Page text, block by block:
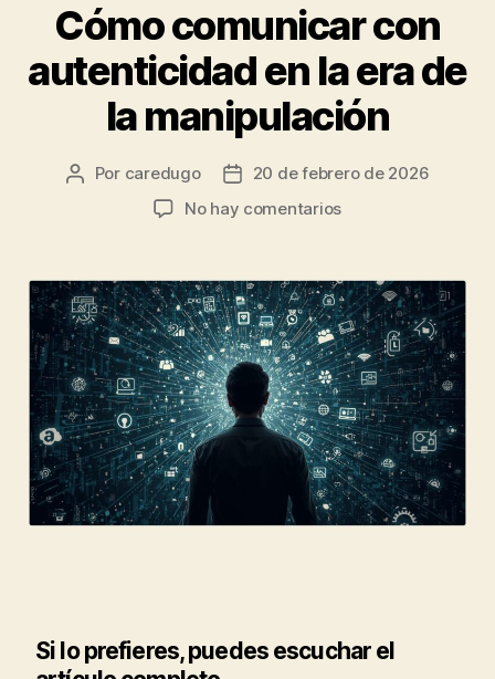
Cómo comunicar con
autenticidad en la era de
la manipulación
Por caredugo
20 de febrero de 2026
No hay comentarios
Si lo prefieres, puedes escuchar el